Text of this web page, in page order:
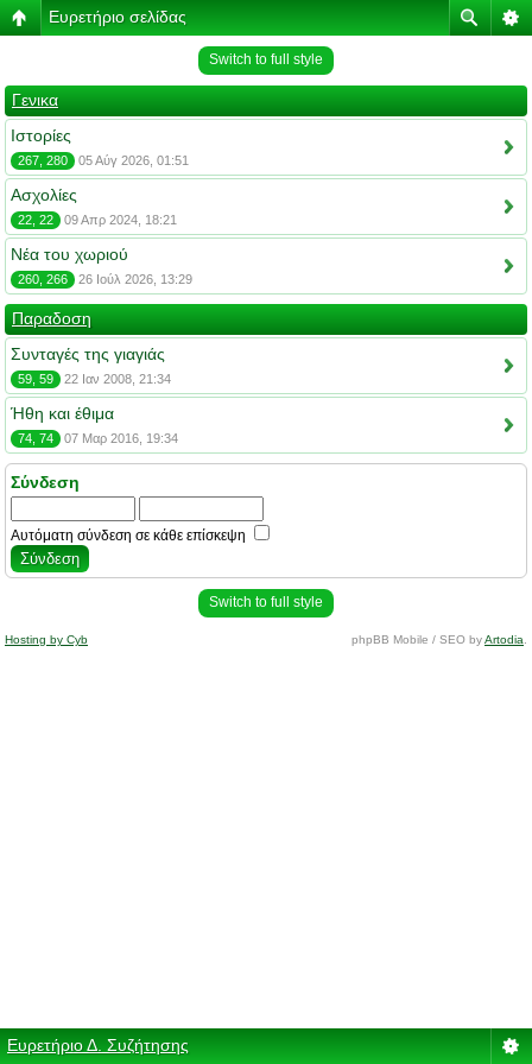
Ευρετήριο σελίδας
Switch to full style
Γενικα
Ιστορίες
267, 280 05 Αύγ 2026, 01:51
Ασχολίες
22, 22 09 Απρ 2024, 18:21
Νέα του χωριού
260, 266 26 Ιούλ 2026, 13:29
Παραδοση
Συνταγές της γιαγιάς
59, 59 22 Ιαν 2008, 21:34
Ήθη και έθιμα
74, 74 07 Μαρ 2016, 19:34
Σύνδεση
Αυτόματη σύνδεση σε κάθε επίσκεψη
Switch to full style
Hosting by Cyb phpBB Mobile / SEO byArtodia
Ευρετήριο Δ. Συζήτησης